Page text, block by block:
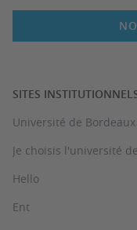
SITES
Université de Bordeaux
Je choisis l'université
Hello
Ent